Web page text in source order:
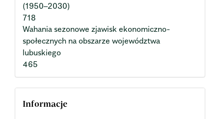
(1950–2030)
718
Wahania sezonowe zjawisk ekonomiczno-
społecznych na obszarze województwa
lubuskiego
465
Informacje